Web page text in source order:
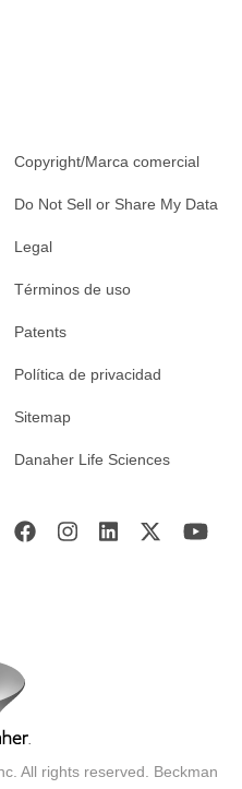
Copyright/Marca comercial
Do Not Sell or Share My Data
Legal
Términos de uso
Patents
Política de privacidad
Sitemap
Danaher Life Sciences
All rights reserved. Beckman